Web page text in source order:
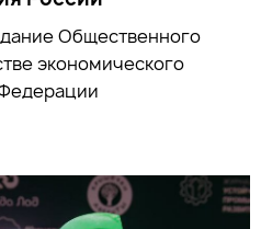
Общественного
экономического